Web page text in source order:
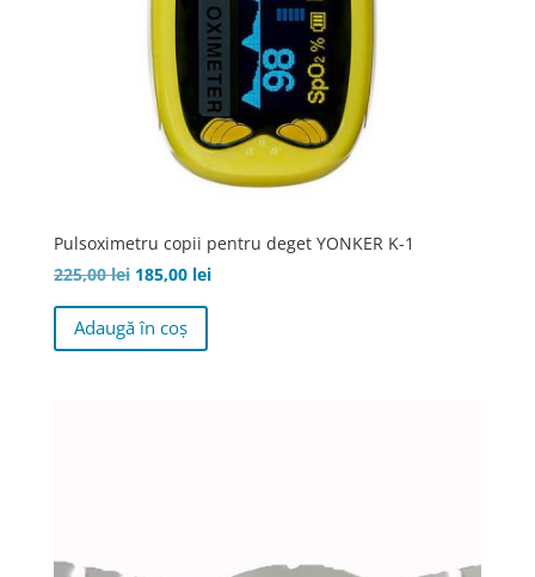
Pulsoximetru copii pentru deget YONKER K-1
225,00lei Prețul
inițial
a
fost:
185,00 leiPrețul
Adaugă în coș